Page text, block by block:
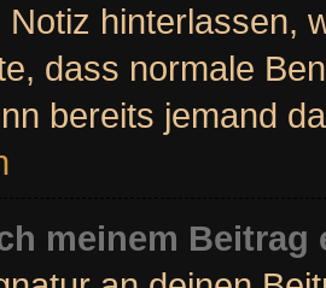
Notiz hinterlassen,
dass normale
bereits jemand
meinem